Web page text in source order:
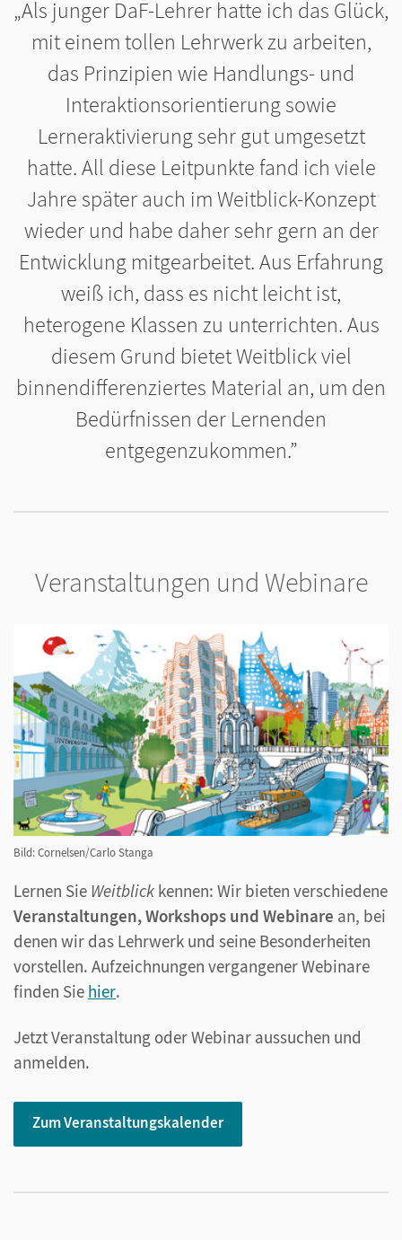
Als junger DaF-Lehrer hatte ich das Glück,
mit einem tollen Lehrwerk zu arbeiten,
das Prinzipien wie Handlungs- und
Interaktionsorientierung sowie
Lerneraktivierung sehr gut umgesetzt
hatte. All diese Leitpunkte fand ich viele
Jahre später auch im Weitblick-Konzept
wieder und habe daher sehr gern an der
Entwicklung mitgearbeitet. Aus Erfahrung
weiß ich, dass es nicht leicht ist,
heterogene Klassen zu unterrichten. Aus
diesem Grund bietet Weitblick viel
binnendifferenziertes Material an, um den
Bedürfnissen der Lernenden
entgegenzukommen.
Veranstaltungen und Webinare
Bild: Cornelsen/Carlo Stanga
Lernen Sie Weitblick kennen: Wir bieten verschiedene
Veranstaltungen, Workshops und Webinare an, bei
denen wir das Lehrwerk und seine Besonderheiten
vorstellen. Aufzeichnungen vergangener Webinare
finden Sie hier.
Jetzt Veranstaltung oder Webinar aussuchen und
anmelden.
Zum Veranstaltungskalender